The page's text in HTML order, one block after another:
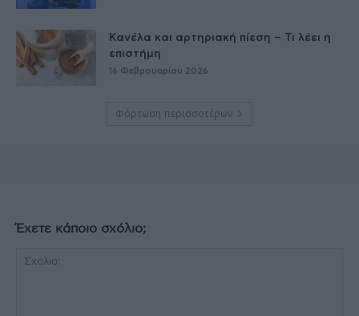
Κανέλα και αρτηριακή πίεση – Τι λέει η
επιστήμη
16 Φεβρουαρίου 2026
Φόρτωση περισσοτέρων
Έχετε κάποιο σχόλιο;